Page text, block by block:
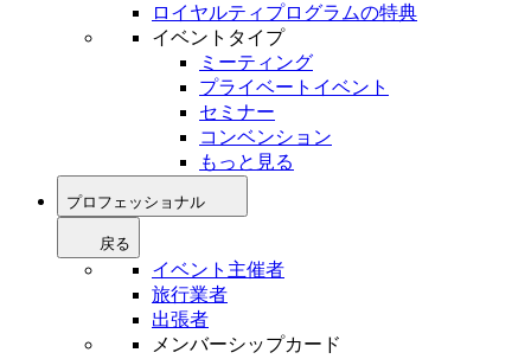
ロイヤルティプログラムの特典
イベントタイプ
ミーティング
プライベートイベント
セミナー
コンベンション
もっと見る
プロフェッショナル
戻る
イベント主催者
旅行業者
出張者
メンバーシップカード